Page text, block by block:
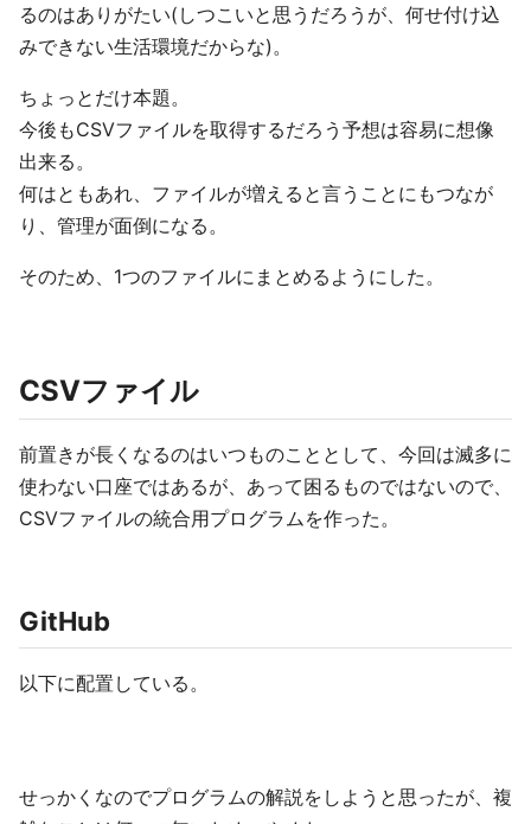
るのはありがたい(しつこいと思うだろうが、何せ付け込
みできない生活環境だからな)。
ちょっとだけ本題。
今後もCSVファイルを取得するだろう予想は容易に想像
出来る。
何はともあれ、ファイルが増えると言うことにもつなが
り、管理が面倒になる。
そのため、1つのファイルにまとめるようにした。
CSVファイル
前置きが長くなるのはいつものこととして、今回は滅多に
使わない口座ではあるが、あって困るものではないので、
CSVファイルの統合用プログラムを作った。
GitHub
以下に配置している。
せっかくなのでプログラムの解説をしようと思ったが、複